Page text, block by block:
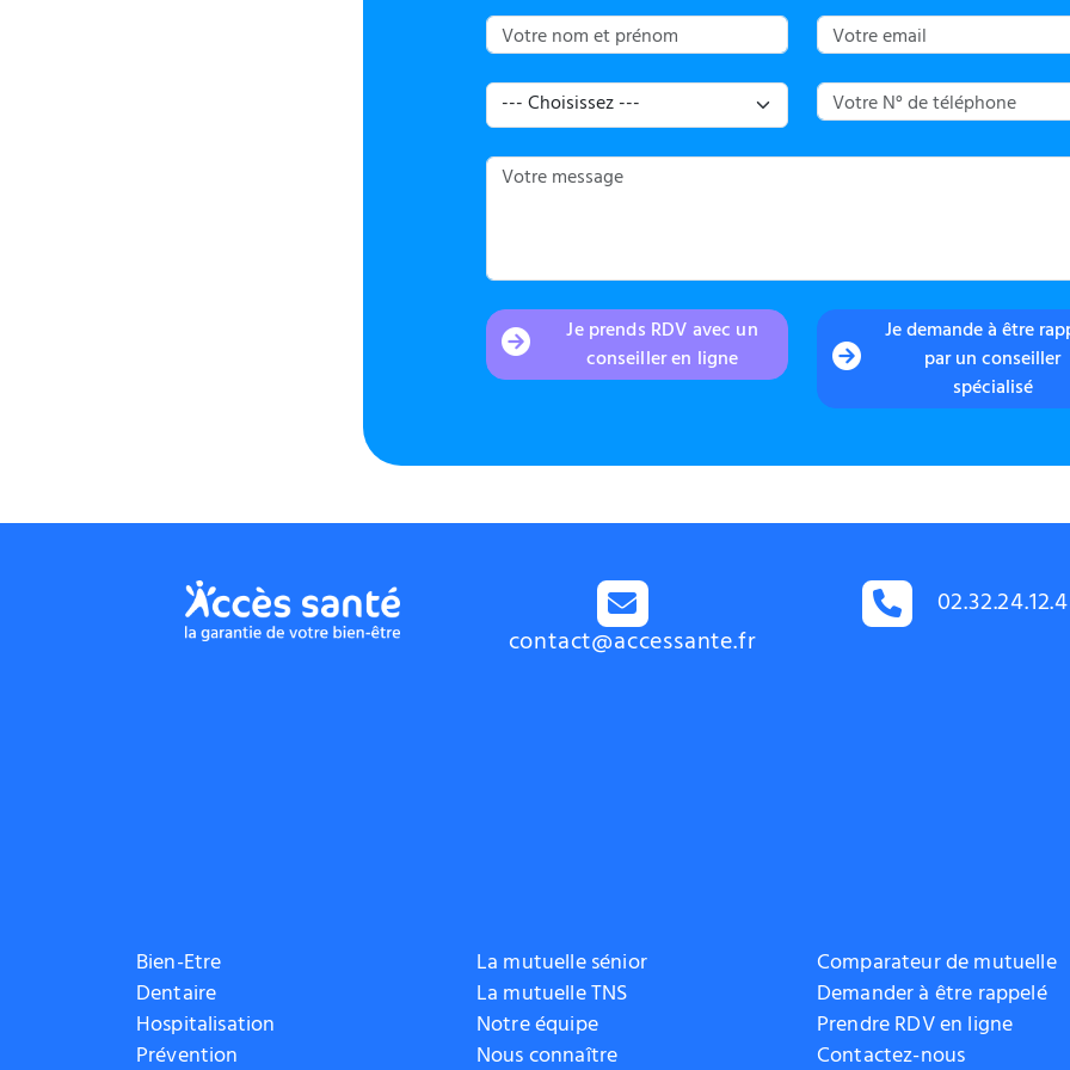
Je prends RDV avec un
conseiller en ligne
Je demande à être
par un conseiller
spécialisé
contact@accessante.fr
Bien-Etre
Dentaire
Hospitalisation
Prévention
La mutuelle sénior
La mutuelle TNS
Notre équipe
Nous connaître
Comparateur de mutuelle
Demander à être rappelé
Prendre RDV en ligne
Contactez-nous